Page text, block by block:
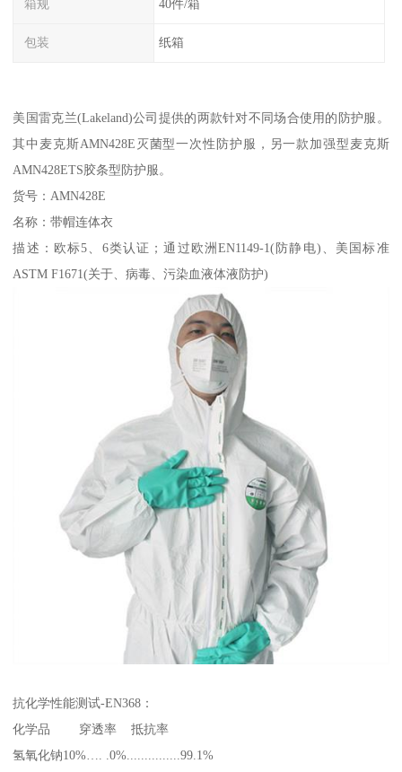
箱规 40件/箱
包装 纸箱
美国雷克兰(Lakeland)公司提供的两款针对不同场合使用的防护服。
其中麦克斯AMN428E灭菌型一次性防护服，另一款加强型麦克斯
AMN428ETS胶条型防护服。
货号：AMN428E
名称：带帽连体衣
描述：欧标5、6类认证；通过欧洲EN1149-1(防静电)、美国标准
ASTM F1671(关于、病毒、污染血液体液防护)
抗化学性能测试-EN368：
化学品 穿透率 抵抗率
氢氧化钠10%…. .0%...............99.1%